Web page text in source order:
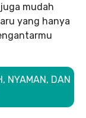
mudah
yang hanya
NYAMAN, DAN